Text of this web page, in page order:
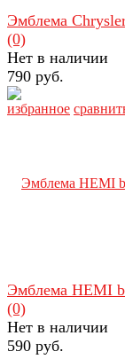
избранное
Эмблема
(0)
Нет в наличии
790 руб.
Эмблема HEMI
(0)
Нет в наличии
590 руб.